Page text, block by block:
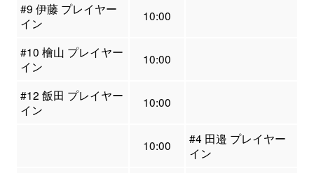
#9 伊藤 プレイヤー
イン
10:00
#10 檜山 プレイヤー
イン
10:00
#12 飯田 プレイヤー
イン
10:00
10:00
#4 田邉 プレイヤー
イン